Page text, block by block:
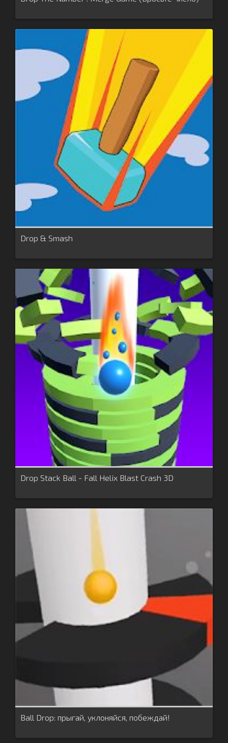
Drop & Smash
Drop Stack Ball - Fall Helix Blast Crash 3D
Ball Drop: прыгай, уклоняйся, побеждай!